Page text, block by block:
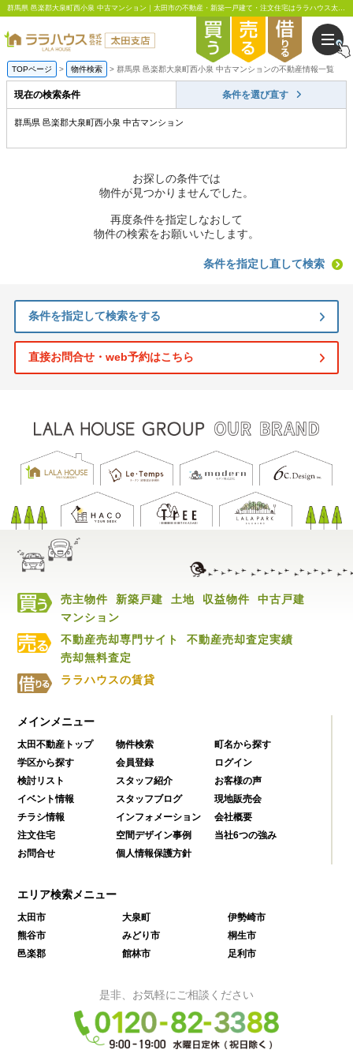
群馬県 邑楽郡大泉町西小泉 中古マンション｜太田市の不動産・新築一戸建て・注文住宅はララハウス太田支店
TOPページ 物件検索 群馬県 邑楽郡大泉町西小泉 中古マンションの不動産情報一覧
現在の検索条件 条件を選び直す
群馬県 邑楽郡大泉町西小泉 中古マンション
お探しの条件では
物件が見つかりませんでした。
再度条件を指定しなおして
物件の検索をお願いいたします。
条件を指定し直して検索
条件を指定して検索をする
直接お問合せ・web予約はこちら
売主物件 新築戸建 土地 収益物件
中古戸建
マンション
不動産売却専門サイト
不動産売却査定実績
売却無料査定
ララハウスの賃貸
メインメニュー
太田不動産トップ 物件検索
町名から探す
学区から探す
会員登録
ログイン
検討リスト
スタッフ紹介
お客様の声
イベント情報
スタッフブログ
現地販売会
チラシ情報
インフォメーション
会社概要
注文住宅
空間デザイン事例
当社6つの強み
お問合せ
個人情報保護方針
エリア検索メニュー
太田市 大泉町
伊勢崎市
熊谷市
みどり市
桐生市
邑楽郡
館林市 足利市
是非、お気軽にご相談ください